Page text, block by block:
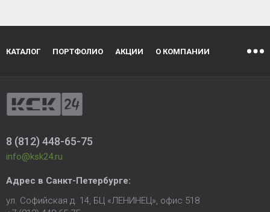
КАТАЛОГ ПОРТФОЛИО АКЦИИ О КОМПАНИИ
8 (812) 448-65-75
info@ksk24.ru
Адрес в Санкт-Петербурге:
ул. Софийская д. 14, БЦ «ЛЕНИНЕЦ», офис 518